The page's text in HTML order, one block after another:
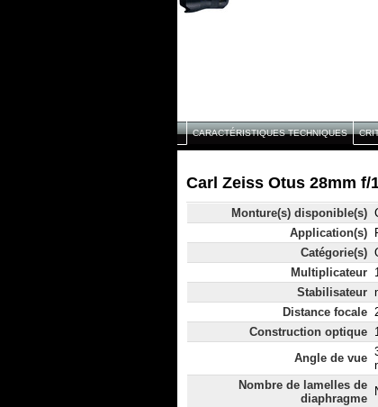
CARACTÉRISTIQUES TECHNIQUES
Carl Zeiss Otus 28mm
Monture(s) disponible(s)
Application(s)
Catégorie(s)
Multiplicateur
Stabilisateur
Distance focale
Construction optique
Angle de vue
Nombre de lamelles de
diaphragme